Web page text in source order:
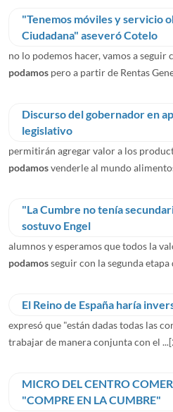
"Tenemos móviles y servicio
Ciudadana" aseveró Cotelo
no lo podemos hacer, vamos a
podamos pero a partir de Rentas
Discurso del gobernador en
legislativo
permitirán agregar valor a los
podamosvenderle al mundo
"La Cumbre no tenía
sostuvo Engel
alumnos y esperamos que todos la
podamosseguir con la segunda etapa
El Reino de España haría
expresó que "están dadas todas las
trabajar de manera conjunta con el ...
MICRO DEL CENTRO
"COMPRE EN LA CUMBRE"